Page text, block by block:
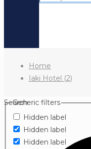
Home
Iaki Hotel (2)
Search
Generic filters
Hidden label
Hidden label
Hidden label